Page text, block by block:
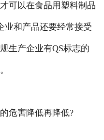
可以在食品用塑料制品
业和产品还要经常接受
生产企业有QS标志的
害降低再降低?